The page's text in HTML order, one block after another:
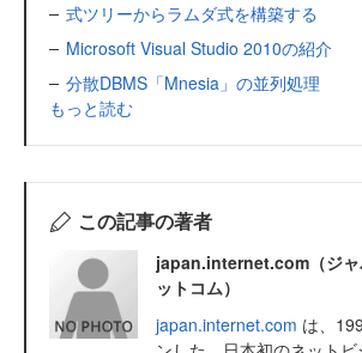
式ツリーからラムダ式を構築する
Microsoft Visual Studio 2010の紹介
分散DBMS「Mnesia」の並列処理
もっと読む
この記事の著者
japan.internet.com（ジャ
ットコム）
japan.internet.com は、